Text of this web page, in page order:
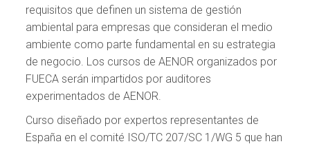
requisitos que definen un sistema de gestión
ambiental para empresas que consideran el medio
ambiente como parte fundamental en su estrategia
de negocio. Los cursos de AENOR organizados por
FUECA serán impartidos por auditores
experimentados de AENOR.
Curso diseñado por expertos representantes de
España en el comité ISO/TC 207/SC 1/WG 5 que han